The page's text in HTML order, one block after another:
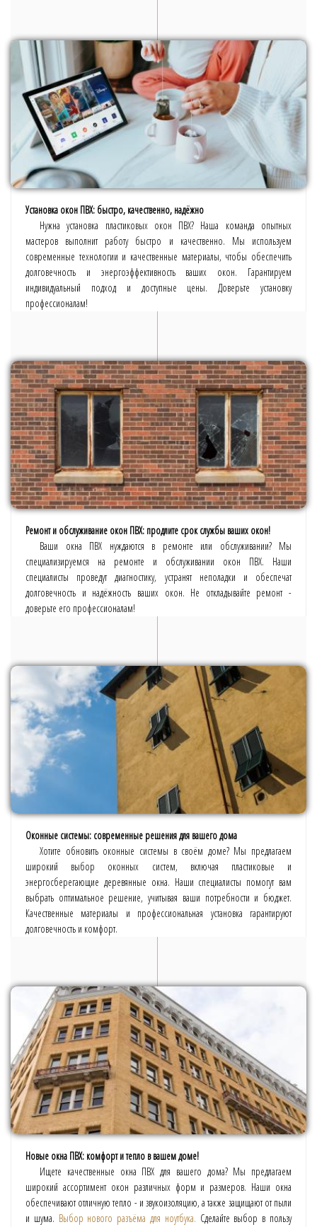
Установка окон ПВХ: быстро, качественно, надёжно
Нужна установка пластиковых окон ПВХ? Наша команда опытных
мастеров выполнит работу быстро и качественно. Мы используем
современные технологии и качественные материалы, чтобы обеспечить
долговечность и энергоэффективность ваших окон. Гарантируем
индивидуальный подход и доступные цены. Доверьте установку
профессионалам!
Ремонт и обслуживание окон ПВХ: продлите срок службы ваших окон!
Ваши окна ПВХ нуждаются в ремонте или обслуживании? Мы
специализируемся на ремонте и обслуживании окон ПВХ. Наши
специалисты проведут диагностику, устранят неполадки и обеспечат
долговечность и надёжность ваших окон. Не откладывайте ремонт -
доверьте его профессионалам!
Оконные системы: современные решения для вашего дома
Хотите обновить оконные системы в своём доме? Мы предлагаем
широкий выбор оконных систем, включая пластиковые и
энергосберегающие деревянные окна. Наши специалисты помогут вам
выбрать оптимальное решение, учитывая ваши потребности и бюджет.
Качественные материалы и профессиональная установка гарантируют
долговечность и комфорт.
Новые окна ПВХ: комфорт и тепло в вашем доме!
Ищете качественные окна ПВХ для вашего дома? Мы предлагаем
широкий ассортимент окон различных форм и размеров. Наши окна
обеспечивают отличную тепло - и звукоизоляцию, а также защищают от пыли
и шума. Выбор нового разъёма для ноутбука. Сделайте выбор в пользу